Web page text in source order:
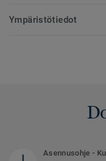
Ympäristötiedot
Asennusohje -